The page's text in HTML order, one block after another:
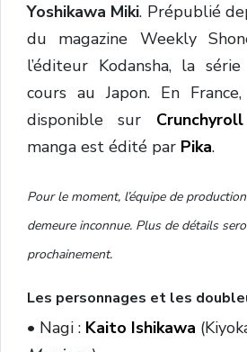
Yoshikawa Miki. Prépublié
du magazine Weekly
l’éditeur Kodansha, la
cours au Japon. En
disponible sur Crunchyroll
manga est édité par Pika.
Pour le moment, l’équipe de
demeure inconnue. Plus de détails
prochainement.
Les personnages et les
• Nagi : Kaito Ishikawa